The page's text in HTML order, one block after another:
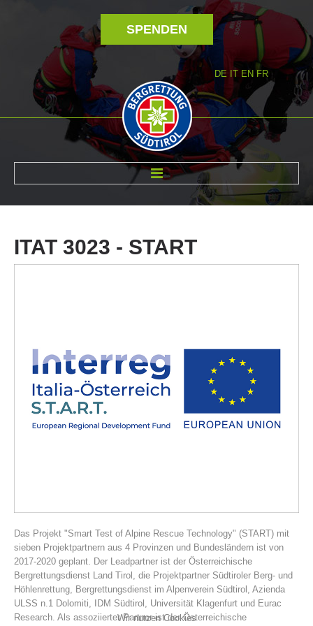
SPENDEN
DE IT EN FR
ITAT 3023 - START
Das Projekt "Smart Test of Alpine Rescue Technology" (START) mit
sieben Projektpartnern aus 4 Provinzen und Bundesländern ist von
2017-2020 geplant. Der Leadpartner ist der Österreichische
Bergrettungsdienst Land Tirol, die Projektpartner Südtiroler Berg- und
Höhlenrettung, Bergrettungsdienst im Alpenverein Südtirol, Azienda
ULSS n.1 Dolomiti, IDM Südtirol, Universität Klagenfurt und Eurac
Research. Als assoziierter Partner ist der Österreichische
Wir nutzen Cookies